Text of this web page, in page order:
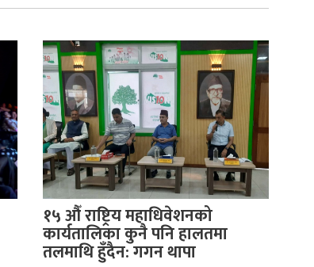
१५ औँ राष्ट्रिय महाधिवेशनको
कार्यतालिका कुनै पनि हालतमा
तलमाथि हुँदैन: गगन थापा